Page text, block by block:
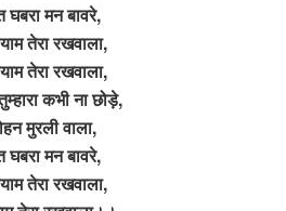
घबरा मन बावरे,
तेरा रखवाला,
तेरा रखवाला,
कभी ना छोड़े,
मुरली वाला,
घबरा मन बावरे,
तेरा रखवाला,